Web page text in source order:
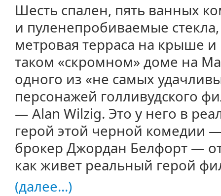
Шесть спален, пять ванных
и пуленепробиваемые
метровая терраса на крыше
таком «скромном» доме на
одного из «не самых
персонажей голливудского
— Alan Wilzig. Это у него в
герой этой черной комедии
брокер Джордан Белфорт —
как живет реальный герой
(далее...)